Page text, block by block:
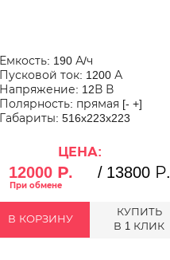
Емкость: 190 А/ч
Пусковой ток: 1200 А
Напряжение: 12В В
Полярность: прямая [- +]
Габариты: 516x223x223
ЦЕНА:
12000 Р. / 13800 Р.
В КОРЗИНУ
КУПИТЬ
В 1 КЛИК